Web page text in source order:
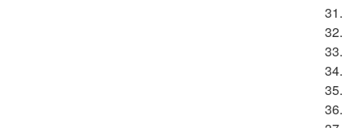
31.
32.
33.
34.
35.
36.